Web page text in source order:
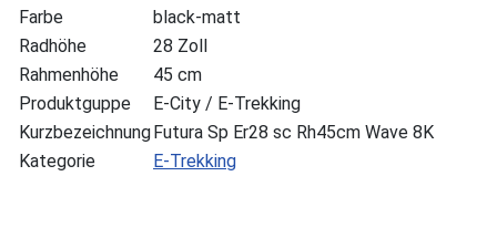
Farbe
black-matt
Radhöhe
28 Zoll
Rahmenhöhe
45 cm
Produktguppe
E-City / E-Trekking
KurzbezeichnungFutura Sp Er28 sc Rh45cm Wave 8K
Kategorie
E-Trekking